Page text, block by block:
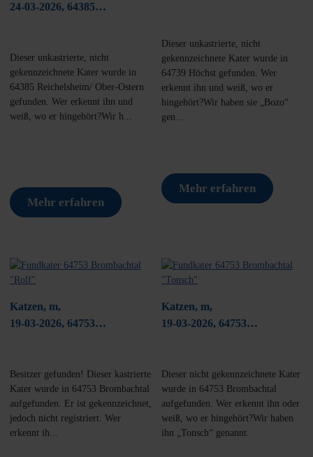
24-03-2026, 64385
Dieser unkastrierte, nicht
gekennzeichnete Kater wurde in
64385 Reichelsheim/ Ober-Ostern
gefunden. Wer erkennt ihn und
weiß, wo er hingehört?Wir h...
Mehr erfahren
Dieser unkastrierte, nicht
gekennzeichnete Kater wurde in
64739 Höchst gefunden. Wer
erkennt ihn und weiß, wo er
hingehört?Wir haben sie „Bozo“
gen...
Mehr erfahren
Katzen, m,
19-03-2026, 64753
Besitzer gefunden! Dieser kastrierte
Kater wurde in 64753 Brombachtal
aufgefunden. Er ist gekennzeichnet,
jedoch nicht registriert. Wer
erkennt ih...
Katzen, m,
19-03-2026, 64753
Dieser nicht gekennzeichnete Kater
wurde in 64753 Brombachtal
aufgefunden. Wer erkennt ihn oder
weiß, wo er hingehört?Wir haben
ihn „Tonsch“ genannt.